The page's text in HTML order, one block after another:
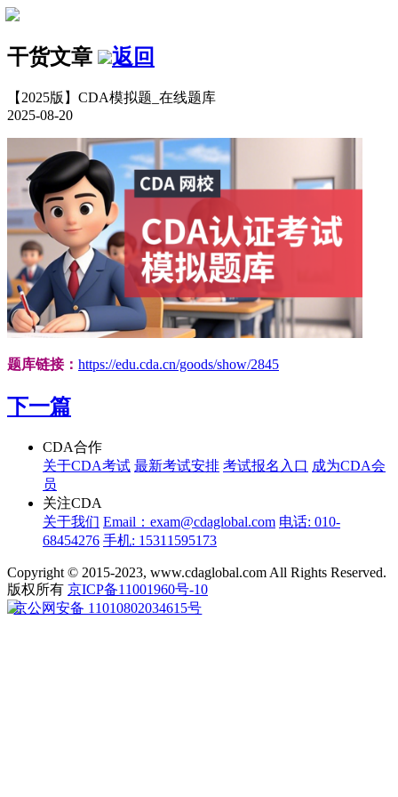
干货文章 返回
【2025版】CDA模拟题_在线题库
2025-08-20
题库链接： https://edu.cda.cn/goods/show/2845
下一篇
CDA合作
关于CDA考试 最新考试安排 考试报名入口 成为CDA会
员
关注CDA
关于我们 Email：exam@cdaglobal.com 电话: 010-
68454276 手机: 15311595173
Copyright © 2015-2023, www.cdaglobal.com All Rights Reserved.
版权所有 京ICP备11001960号-10
京公网安备 11010802034615号